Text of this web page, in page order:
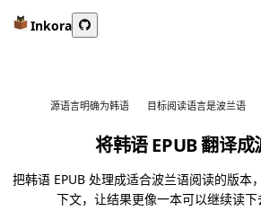
Inkora
源语言明确为韩语 目标阅读语言是波兰语
将韩语 EPUB 翻译成
把韩语 EPUB 处理成适合波兰语阅读的版本
下文，让结果更像一本可以继续读下